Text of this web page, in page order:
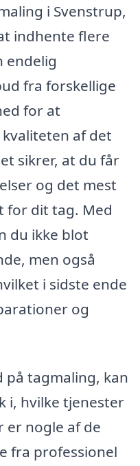
i Svenstrup,
indhente flere
fra forskellige
for at
af det
sikrer, at du får
og det mest
for dit tag. Med
du ikke blot
men også
i sidste ende
og
tagmaling, kan
i, hvilke tjenester
nogle af de
fra professionel